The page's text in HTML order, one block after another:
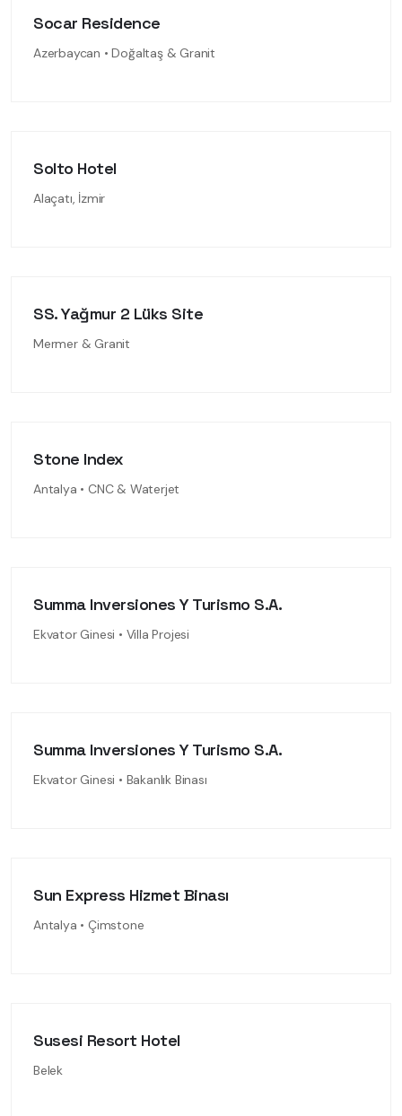
Socar Residence
Azerbaycan • Doğaltaş & Granit
Solto Hotel
Alaçatı, İzmir
SS. Yağmur 2 Lüks Site
Mermer & Granit
Stone Index
Antalya • CNC & Waterjet
Summa Inversiones Y Turismo S.A.
Ekvator Ginesi • Villa Projesi
Summa Inversiones Y Turismo S.A.
Ekvator Ginesi • Bakanlık Binası
Sun Express Hizmet Binası
Antalya • Çimstone
Susesi Resort Hotel
Belek